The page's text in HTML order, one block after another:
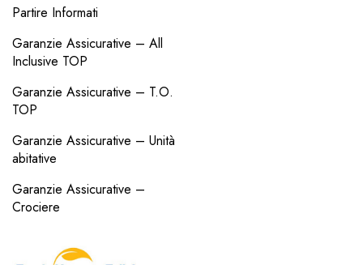
Partire Informati
Garanzie Assicurative – All
Inclusive TOP
Garanzie Assicurative – T.O.
TOP
Garanzie Assicurative – Unità
abitative
Garanzie Assicurative –
Crociere